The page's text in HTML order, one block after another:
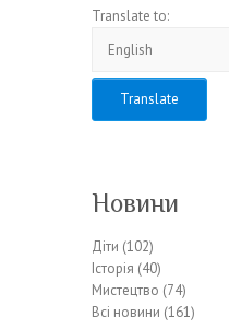
Translate to:
Новини
Діти (102)
Історія (40)
Мистецтво (74)
Всі новини (161)